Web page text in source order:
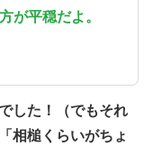
が平穏だよ。
した！（でもそれ
相槌くらいがちょ